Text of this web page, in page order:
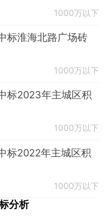
1000万以下
标淮海北路广场砖
1000万以下
标2023年主城区积
1000万以下
标2022年主城区积
1000万以下
分析